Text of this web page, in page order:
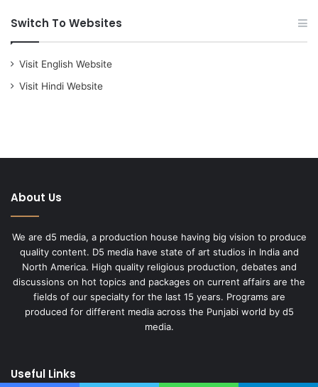
Switch To Websites
Visit English Website
Visit Hindi Website
About Us
We are d5 media, a production house having big vision to produce
quality content. D5 media have state of art studios in India and
North America. High quality religious production, debates and
discussions on hot topics and packages on current affairs are the
fields of our specialty for the last 15 years. Programs are
produced for different media across the Punjabi world by d5
media.
Useful Links